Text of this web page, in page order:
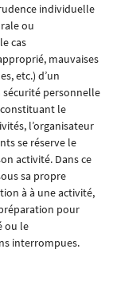
individuelle
ou
cas
mauvaises
etc.) d’un
personnelle
le
l’organisateur
se réserve le
activité. Dans ce
sa propre
à à une activité,
pour
ou le
interrompues.